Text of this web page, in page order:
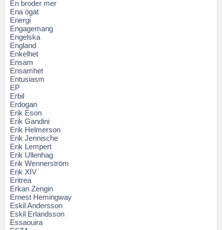
En broder mer
Ena ögat
Energi
Engagemang
Engelska
England
Enkelhet
Ensam
Ensamhet
Entusiasm
EP
Erbil
Erdogan
Erik Eson
Erik Gandini
Erik Helmerson
Erik Jennische
Erik Lempert
Erik Ullenhag
Erik Wennerström
Erik XIV
Eritrea
Erkan Zengin
Ernest Hemingway
Eskil Andersson
Eskil Erlandsson
Essaouira